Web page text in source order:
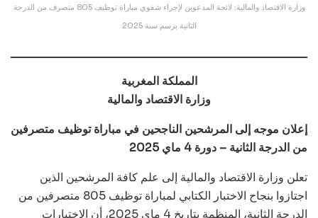
وزارة الاقتصاد والمالية: لائحة المدعوين لإجراء شفوي مباراة توظيف 805 متصرف من الدرجة
الثانية برسم سنة 2025
المملكة المغربية
وزارة الاقتصاد والمالية
إعلان موجه إلى المرشحين الناجحين في مباراة توظيف متصرفين
من الدرجة الثانية – دورة 4 ماي 2025
تعلن وزارة الاقتصاد والمالية إلى علم كافة المرشحين الذين
اجتازوا بنجاح الاختبار الكتابي لمباراة توظيف 805 متصرفين من
الدرجة الثانية، المنظمة بتاريخ 4 ماي 2025، أن الاختبارات